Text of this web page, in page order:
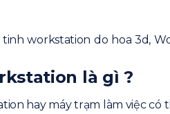
là gì ?
hay máy trạm làm việc